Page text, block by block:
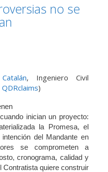
no se
, Ingeniero Civil
QDRclaims)
inician un proyecto:
la Promesa, el
del Mandante en
se comprometen a
cronograma, calidad y
Contratista quiere construir